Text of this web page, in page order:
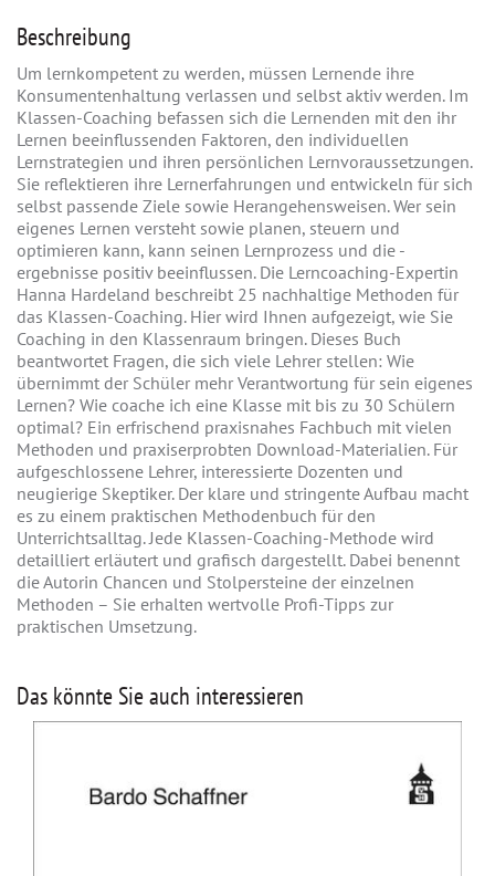
Beschreibung
Um lernkompetent zu werden, müssen Lernende ihre
Konsumentenhaltung verlassen und selbst aktiv werden. Im
Klassen-Coaching befassen sich die Lernenden mit den ihr
Lernen beeinflussenden Faktoren, den individuellen
Lernstrategien und ihren persönlichen Lernvoraussetzungen.
Sie reflektieren ihre Lernerfahrungen und entwickeln für sich
selbst passende Ziele sowie Herangehensweisen. Wer sein
eigenes Lernen versteht sowie planen, steuern und
optimieren kann, kann seinen Lernprozess und die -
ergebnisse positiv beeinflussen. Die Lerncoaching-Expertin
Hanna Hardeland beschreibt 25 nachhaltige Methoden für
das Klassen-Coaching. Hier wird Ihnen aufgezeigt, wie Sie
Coaching in den Klassenraum bringen. Dieses Buch
beantwortet Fragen, die sich viele Lehrer stellen: Wie
übernimmt der Schüler mehr Verantwortung für sein eigenes
Lernen? Wie coache ich eine Klasse mit bis zu 30 Schülern
optimal? Ein erfrischend praxisnahes Fachbuch mit vielen
Methoden und praxiserprobten Download-Materialien. Für
aufgeschlossene Lehrer, interessierte Dozenten und
neugierige Skeptiker. Der klare und stringente Aufbau macht
es zu einem praktischen Methodenbuch für den
Unterrichtsalltag. Jede Klassen-Coaching-Methode wird
detailliert erläutert und grafisch dargestellt. Dabei benennt
die Autorin Chancen und Stolpersteine der einzelnen
Methoden – Sie erhalten wertvolle Profi-Tipps zur
praktischen Umsetzung.
Das könnte Sie auch interessieren